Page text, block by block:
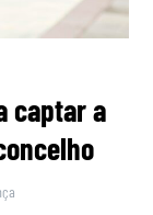
captar a